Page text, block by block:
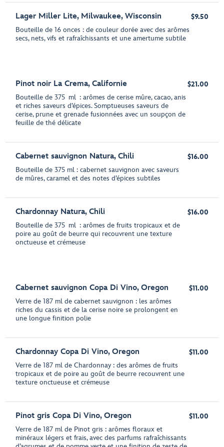
Lager Miller Lite, Milwaukee, Wisconsin
Bouteille de 16 onces : de couleur dorée avec des arômes
secs, nets, vifs et rafraîchissants et une amertume subtile
$9.50
Pinot noir La Crema, Californie
Bouteille de 375 ml : arômes de cerise mûre, cacao, anis
et riches saveurs d’épices. Somptueuses saveurs de
cerise, prune et grenade fusionnées avec un soupçon de
feuille de thé délicate
$21.00
Cabernet sauvignon Natura, Chili
Bouteille de 375 ml : cabernet sauvignon avec saveurs
de mûres, caramel et des notes d’épices subtiles
$16.00
Chardonnay Natura, Chili
Bouteille de 375 ml : arômes de fruits tropicaux et de
poire au goût de beurre qui recouvrent une texture
onctueuse et crémeuse
$16.00
Cabernet sauvignon Copa Di Vino, Oregon
Verre de 187 ml de cabernet sauvignon : les arômes
riches du cassis et de la cerise noire se prolongent en
une longue finition polie
$11.00
Chardonnay Copa Di Vino, Oregon
Verre de 187 ml de Chardonnay : des arômes de fruits
tropicaux et de poire au goût de beurre recouvrent une
texture onctueuse et crémeuse
$11.00
Pinot gris Copa Di Vino, Oregon
Verre de 187 ml de Pinot gris : arômes floraux et
minéraux légers et frais, avec des parfums rafraîchissants
$11.00